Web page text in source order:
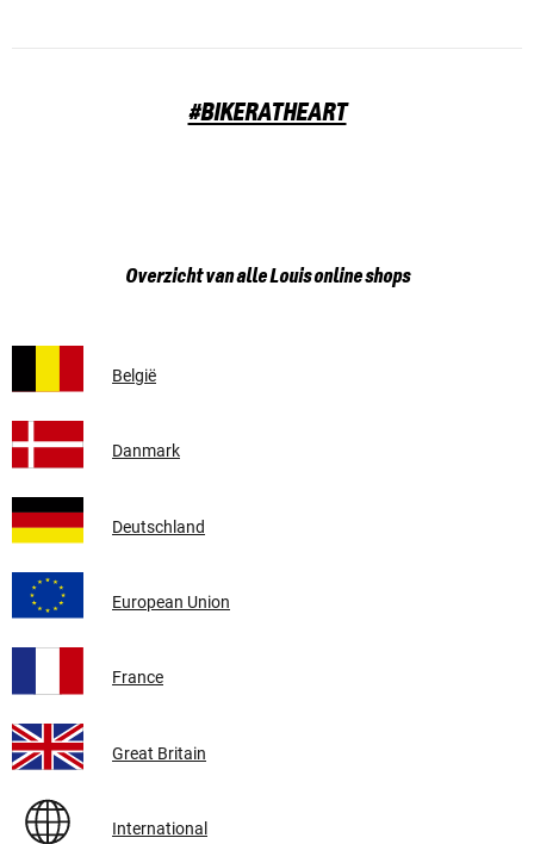
#BIKERATHEART
Overzicht van alle Louis online shops
België
Danmark
Deutschland
European Union
France
Great Britain
International